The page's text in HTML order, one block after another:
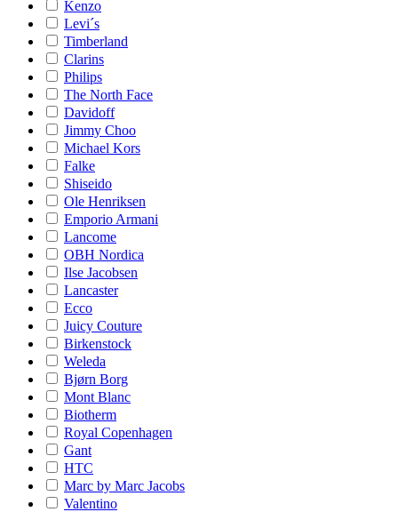
Kenzo
Levi´s
Timberland
Clarins
Philips
The North Face
Davidoff
Jimmy Choo
Michael Kors
Falke
Shiseido
Ole Henriksen
Emporio Armani
Lancome
OBH Nordica
Ilse Jacobsen
Lancaster
Ecco
Juicy Couture
Birkenstock
Weleda
Bjørn Borg
Mont Blanc
Biotherm
Royal Copenhagen
Gant
HTC
Marc by Marc Jacobs
Valentino